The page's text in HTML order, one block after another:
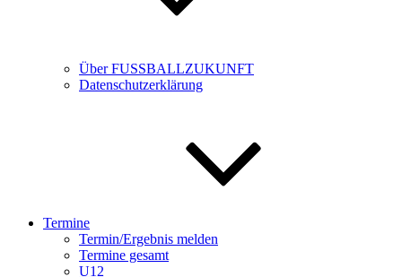
Über FUSSBALLZUKUNFT
Datenschutzerklärung
Termine
Termin/Ergebnis melden
Termine gesamt
U12